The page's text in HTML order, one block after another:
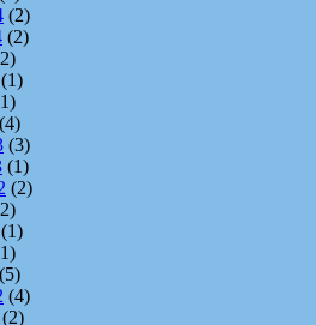
(2)
(2)
(1)
(4)
(3)
(1)
(2)
(1)
(5)
(4)
(2)